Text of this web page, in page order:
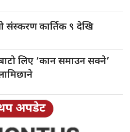
संस्करण कार्तिक ९ देखि
लिए ‘कान समाउन सक्ने’
अपडेट